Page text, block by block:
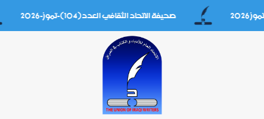
صحيفة الاتحاد الثقافي العدد(104)-تموز-2026